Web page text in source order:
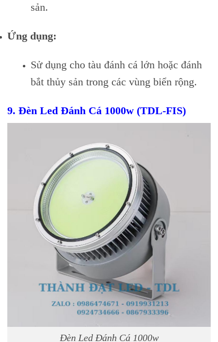
sản.
Ứng dụng:
Sử dụng cho tàu đánh cá lớn hoặc đánh
bắt thủy sản trong các vùng biển rộng.
9. Đèn Led Đánh Cá 1000w (TDL-FIS)
Đèn Led Đánh Cá 1000w